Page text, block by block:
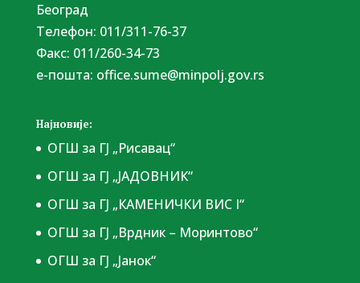
Београд
Tелефон: 011/311-76-37
Факс: 011/260-34-73
е-пошта: office.sume@minpolj.gov.rs
Најновије:
ОГШ за ГЈ „Рисавац“
ОГШ за ГЈ „ЈАДОВНИК“
ОГШ за ГЈ „КАМЕНИЧКИ ВИС I“
ОГШ за ГЈ „Врдник – Моринтово“
ОГШ за ГЈ „Јанок“